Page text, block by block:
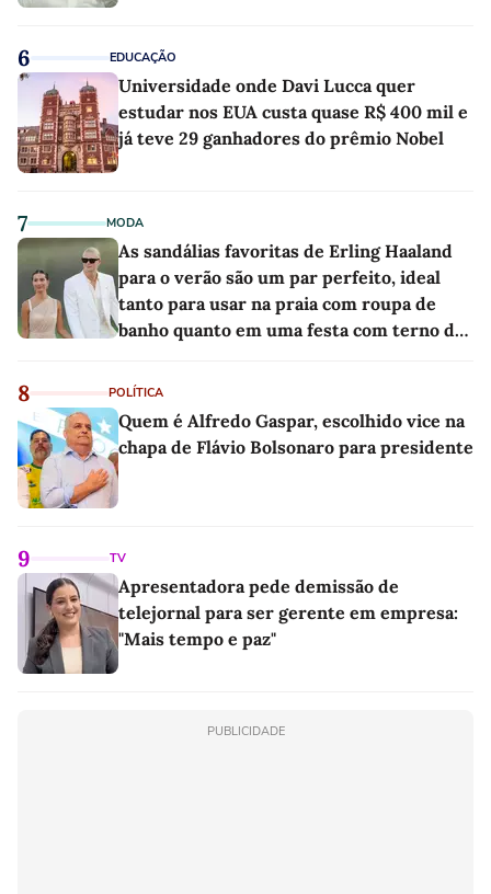
6 EDUCAÇÃO
Universidade onde Davi Lucca quer
estudar nos EUA custa quase R$ 400 mil e
já teve 29 ganhadores do prêmio Nobel
7 MODA
As sandálias favoritas de Erling Haaland
para o verão são um par perfeito, ideal
tanto para usar na praia com roupa de
banho quanto em uma festa com terno de
8 POLÍTICA
Quem é Alfredo Gaspar, escolhido vice na
chapa de Flávio Bolsonaro para presidente
9 TV
Apresentadora pede demissão de
telejornal para ser gerente em empresa:
"Mais tempo e paz"
PUBLICIDADE